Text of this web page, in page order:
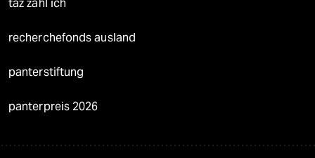
taz zahl ich
recherchefonds ausland
panterstiftung
panterpreis 2026